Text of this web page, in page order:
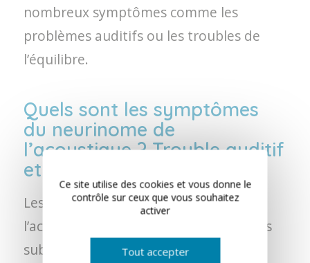
nombreux symptômes comme les
problèmes auditifs ou les troubles de
l’équilibre.
Quels sont les symptômes
du neurinome de
l’acoustique ? Trouble auditif
et vertiges…
Les symptômes d’un neurinome de
l’acoustique peuvent varier et sont très
subtils.
Ce site utilise des cookies et vous donne le
contrôle sur ceux que vous souhaitez
activer
Tout accepter